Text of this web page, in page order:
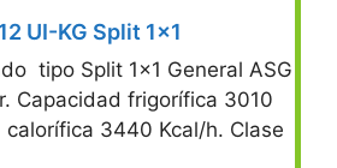
UI-KG Split 1×1
tipo Split 1×1 General ASG
Capacidad frigorífica 3010
3440 Kcal/h. Clase